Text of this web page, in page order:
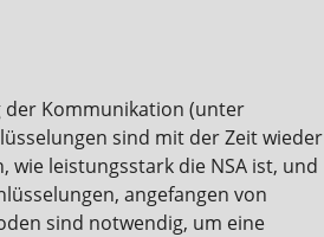
der Kommunikation (unter
sind mit der Zeit wieder
wie leistungsstark die NSA ist, und
angefangen von
sind notwendig, um eine